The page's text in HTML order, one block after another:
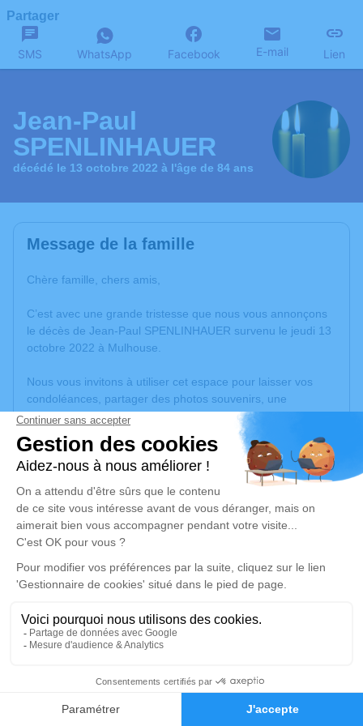
Faire-part Hommages
Partager
SMS WhatsApp Facebook E-mail Lien
Jean-Paul
SPENLINHAUER
décédé le 13 octobre 2022 à l'âge de 84 ans
Message de la famille
Chère famille, chers amis,
C’est avec une grande tristesse que nous vous annonçons
le décès de Jean-Paul SPENLINHAUER survenu le jeudi 13
octobre 2022 à Mulhouse.
Nous vous invitons à utiliser cet espace pour laisser vos
condoléances, partager des photos souvenirs, une
anecdote ou exprimer vos pensées à travers des poèmes
ou des textes. Cet endroit est un lieu d'expression dédié à
honorer la mémoire de Jean-Paul SPENLINHAUER.
Un service de plantation d’arbre hommage estdisponible
mardi 18 octobre 2022 à 14h30
Église Saint Ulrich de Morschwiller-le-Bas
13, rue de l'Eglise